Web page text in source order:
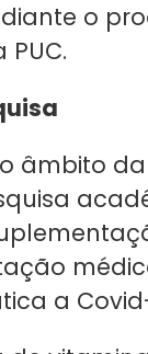
o
âmbito
a